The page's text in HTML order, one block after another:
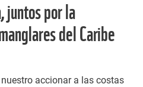
juntos por la
del Caribe
accionar a las costas